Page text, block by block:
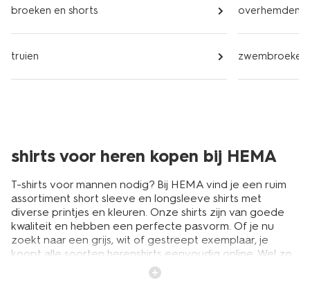
broeken en shorts
truien
overhemden
zwembroeken
shirts voor heren kopen bij HEMA
T-shirts voor mannen nodig? Bij HEMA vind je een ruim
assortiment short sleeve en longsleeve shirts met
diverse printjes en kleuren. Onze shirts zijn van goede
kwaliteit en hebben een perfecte pasvorm. Of je nu
zoekt naar een grijs, wit of gestreept exemplaar, je
koopt alle soorten herenshirts eenvoudig online. Wel zo
handig, want een goede selectie shirts is de perfecte